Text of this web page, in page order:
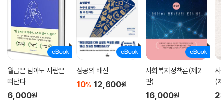
월급은 남아도 사람은
떠난다
6,000원
성공의 배신
10% 12,600원
사회복지정책론(제2
판)
16,000원
(